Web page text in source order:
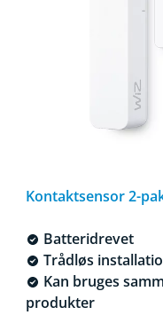
Kontaktsensor 2-
Batteridrevet
Trådløs
Kan bruges
produkter